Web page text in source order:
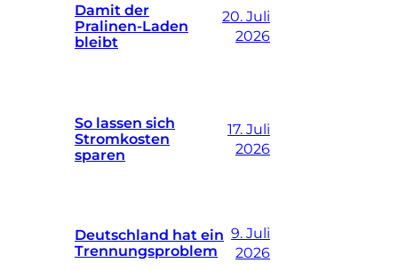
Damit der
Pralinen-Laden
bleibt
20. Juli
2026
So lassen sich
Stromkosten
sparen
17. Juli
2026
Deutschland hat ein
Trennungsproblem
9. Juli
2026